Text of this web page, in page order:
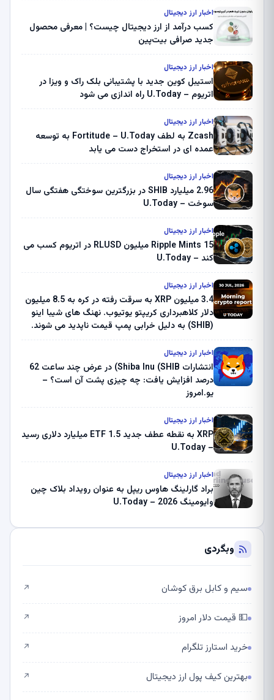
اخبار ارز دیجیتال
کسب درآمد از ارز دیجیتال چیست؟ | معرفی محصول
جدید صرافی بیت‌پین
اخبار ارز دیجیتال
استیبل کوین جدید با پشتیبانی بلک راک و ویزا در
اتریوم – U.Today راه اندازی می شود
اخبار ارز دیجیتال
Zcash به لطف Fortitude – U.Today به توسعه
عمده ای در استخراج دست می یابد
اخبار ارز دیجیتال
2.96 میلیارد SHIB در بزرگترین سوختگی هفتگی سال
سوخت – U.Today
اخبار ارز دیجیتال
Ripple Mints 15 میلیون RLUSD در اتریوم کسب می
کند – U.Today
اخبار ارز دیجیتال
3.4 میلیون XRP به سرقت رفته در کره به 8.5 میلیون
دلار کلاهبرداری کریپتو یوتیوب. نهنگ های شیبا اینو
(SHIB) به دلیل خرابی پمپ قیمت ناپدید می شوند.
ثبت کرد – گزارش کریپتو صبح – U.Today
اخبار ارز دیجیتال
انتشارات Shiba Inu (SHIB) در عرض چند ساعت 62
درصد افزایش یافت: چه چیزی پشت آن است؟ –
یو.امروز
اخبار ارز دیجیتال
XRP به نقطه عطف جدید ETF 1.5 میلیارد دلاری رسید
– U.Today
اخبار ارز دیجیتال
براد گارلینگ هاوس ریپل به عنوان رویداد بلاک چین
وایومینگ 2026 – U.Today
وبگردی
سیم و کابل برق کوشان ↗
💵 قیمت دلار امروز ↗
خرید استارز تلگرام ↗
بهترین کیف پول ارز دیجیتال ↗